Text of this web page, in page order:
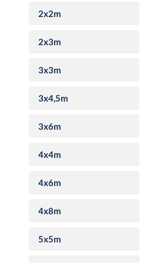
2x2m
2x3m
3x3m
3x4,5m
3x6m
4x4m
4x6m
4x8m
5x5m